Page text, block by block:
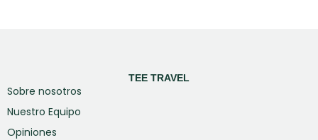
TEE TRAVEL
Sobre nosotros
Nuestro Equipo
Opiniones